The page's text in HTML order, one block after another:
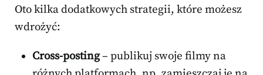
Oto kilka dodatkowych strategii, które możesz
wdrożyć:
Cross-posting– publikuj swoje filmy na